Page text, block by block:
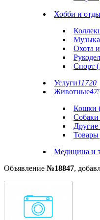
Хобби и
Охота
Спорт
Услуги11720
Животные
Кошки
Собаки
Другие
Медицина и
Объявление №18847,